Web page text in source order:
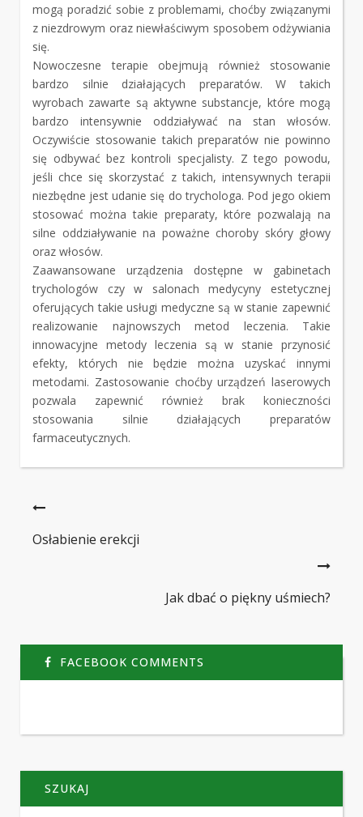
mogą poradzić sobie z problemami, choćby związanymi
z niezdrowym oraz niewłaściwym sposobem odżywiania
się.
Nowoczesne terapie obejmują również stosowanie
bardzo silnie działających preparatów. W takich
wyrobach zawarte są aktywne substancje, które mogą
bardzo intensywnie oddziaływać na stan włosów.
Oczywiście stosowanie takich preparatów nie powinno
się odbywać bez kontroli specjalisty. Z tego powodu,
jeśli chce się skorzystać z takich, intensywnych terapii
niezbędne jest udanie się do trychologa. Pod jego okiem
stosować można takie preparaty, które pozwalają na
silne oddziaływanie na poważne choroby skóry głowy
oraz włosów.
Zaawansowane urządzenia dostępne w gabinetach
trychologów czy w salonach medycyny estetycznej
oferujących takie usługi medyczne są w stanie zapewnić
realizowanie najnowszych metod leczenia. Takie
innowacyjne metody leczenia są w stanie przynosić
efekty, których nie będzie można uzyskać innymi
metodami. Zastosowanie choćby urządzeń laserowych
pozwala zapewnić również brak konieczności
stosowania silnie działających preparatów
farmaceutycznych.
Osłabienie erekcji
Jak dbać o piękny uśmiech?
FACEBOOK COMMENTS
SZUKAJ